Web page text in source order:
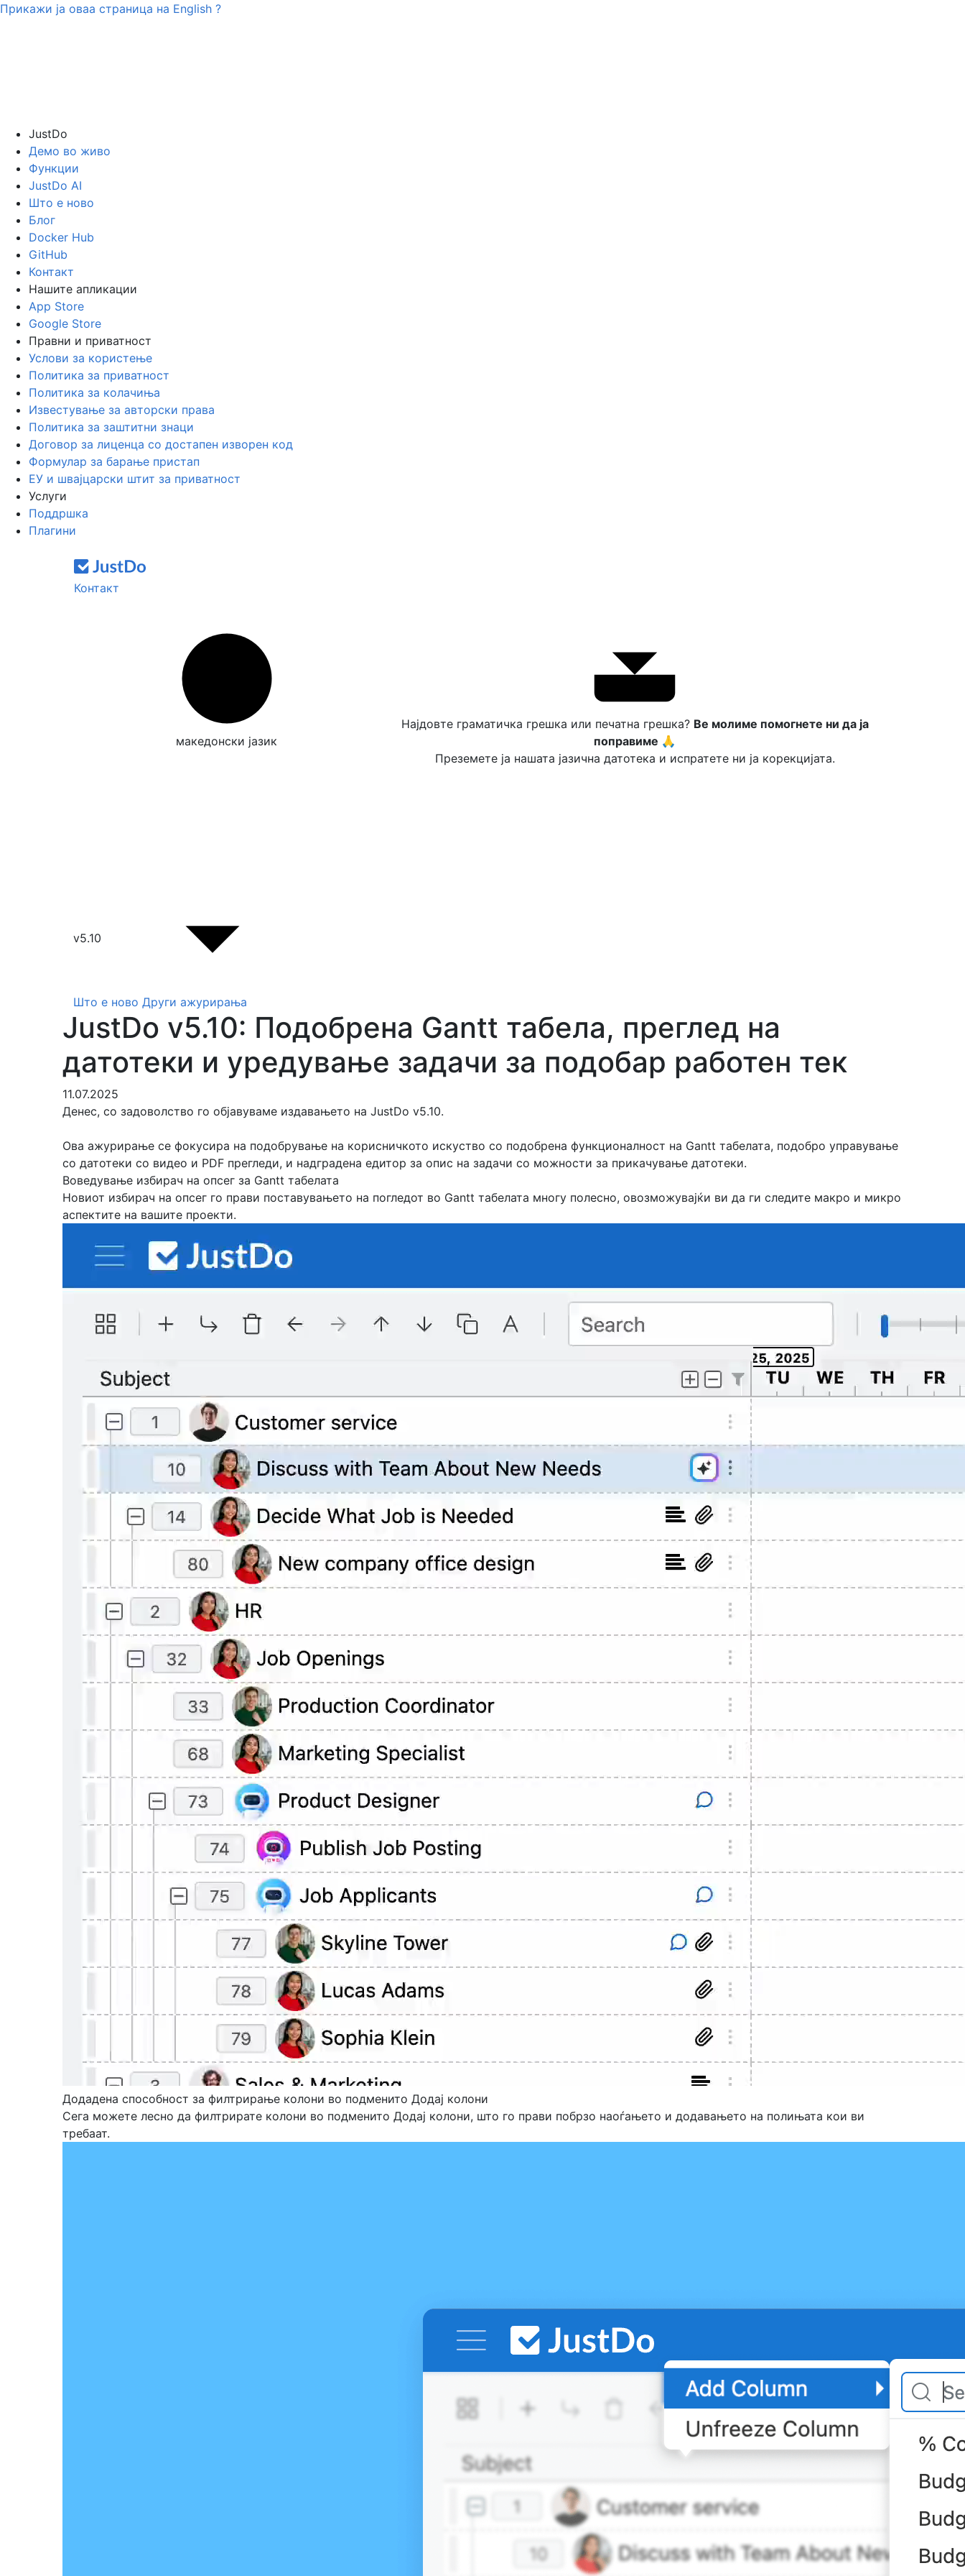
Прикажи ја оваа страница на English ?
JustDo
Демо во живо
Функции
JustDo AI
Што е ново
Блог
Docker Hub
GitHub
Контакт
Нашите апликации
App Store
Google Store
Правни и приватност
Услови за користење
Политика за приватност
Политика за колачиња
Известување за авторски права
Политика за заштитни знаци
Договор за лиценца со достапен изворен код
Формулар за барање пристап
ЕУ и швајцарски штит за приватност
Услуги
Поддршка
Плагини
Контакт
македонски јазик
Најдовте граматичка грешка или печатна грешка? Ве молиме помогнете ни да ја
поправиме 🙏
Преземете ја нашата јазична датотека и испратете ни ја корекцијата.
v5.10
Што е ново Други ажурирања
JustDo v5.10: Подобрена Gantt табела, преглед на
датотеки и уредување задачи за подобар работен тек
11.07.2025
Денес, со задоволство го објавуваме издавањето на JustDo v5.10.
Ова ажурирање се фокусира на подобрување на корисничкото искуство со подобрена функционалност на Gantt табелата, подобро управување
со датотеки со видео и PDF прегледи, и надградена едитор за опис на задачи со можности за прикачување датотеки.
Воведување избирач на опсег за Gantt табелата
Новиот избирач на опсег го прави поставувањето на погледот во Gantt табелата многу полесно, овозможувајќи ви да ги следите макро и микро
аспектите на вашите проекти.
Додадена способност за филтрирање колони во подменито Додај колони
Сега можете лесно да филтрирате колони во подменито Додај колони, што го прави побрзо наоѓањето и додавањето на полињата кои ви
требаат.